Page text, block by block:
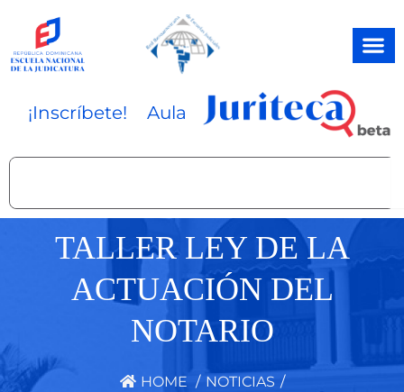
contenido
¡Inscríbete! Aula
Search
TALLER LEY DE LA
ACTUACIÓN DEL
NOTARIO
HOME / NOTICIAS /